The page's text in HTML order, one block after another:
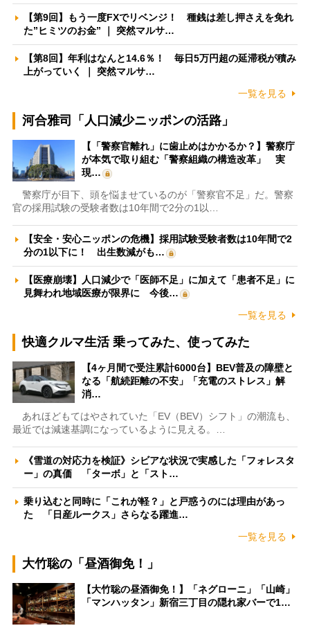
【第9回】もう一度FXでリベンジ！ 種銭は差し押さえを免れ
た”ヒミツのお金” ｜ 突然マルサ…
【第8回】年利はなんと14.6％！ 毎日5万円超の延滞税が積み
上がっていく ｜ 突然マルサ…
一覧を見る
河合雅司「人口減少ニッポンの活路」
【「警察官離れ」に歯止めはかかるか？】警察庁
が本気で取り組む「警察組織の構造改革」 実
現…
警察庁が目下、頭を悩ませているのが「警察官不足」だ。警察
官の採用試験の受験者数は10年間で2分の1以…
【安全・安心ニッポンの危機】採用試験受験者数は10年間で2
分の1以下に！ 出生数減がも…
【医療崩壊】人口減少で「医師不足」に加えて「患者不足」に
見舞われ地域医療が限界に 今後…
一覧を見る
快適クルマ生活 乗ってみた、使ってみた
【4ヶ月間で受注累計6000台】BEV普及の障壁と
なる「航続距離の不安」「充電のストレス」解
消…
あれほどもてはやされていた「EV（BEV）シフト」の潮流も、
最近では減速基調になっているように見える。…
《雪道の対応力を検証》シビアな状況で実感した「フォレスタ
ー」の真価 「ターボ」と「スト…
乗り込むと同時に「これが軽？」と戸惑うのには理由があっ
た 「日産ルークス」さらなる躍進…
一覧を見る
大竹聡の「昼酒御免！」
【大竹聡の昼酒御免！】「ネグローニ」「山崎」
「マンハッタン」新宿三丁目の隠れ家バーで1…